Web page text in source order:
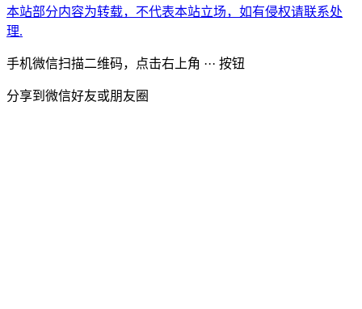
本站部分内容为转载，不代表本站立场，如有侵权请联系处
理.
手机微信扫描二维码，点击右上角 ··· 按钮
分享到微信好友或朋友圈